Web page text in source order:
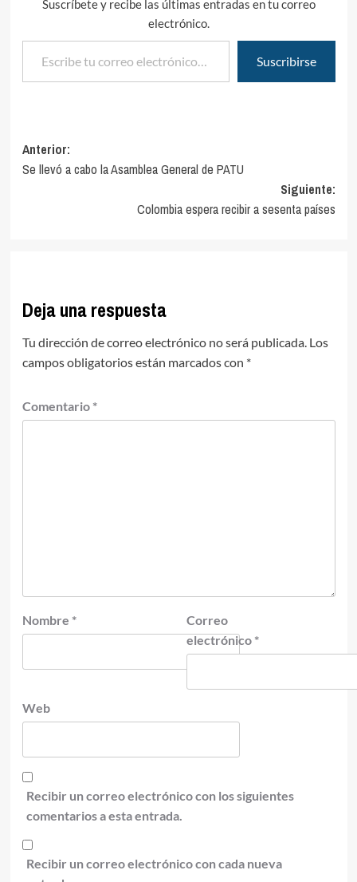
Suscríbete y recibe las últimas entradas en tu correo
electrónico.
Escribe tu correo electrónico…
Suscribirse
Navegación
de
Anterior:
Se llevó a cabo la Asamblea General de PATU
Siguiente:
Colombia espera recibir a sesenta países
Deja una respuesta
Tu dirección de correo electrónico no será publicada. Los
campos obligatorios están marcados con *
Comentario *
Nombre *
Correo
electrónico *
Web
Recibir un correo electrónico con los siguientes
comentarios a esta entrada.
Recibir un correo electrónico con cada nueva